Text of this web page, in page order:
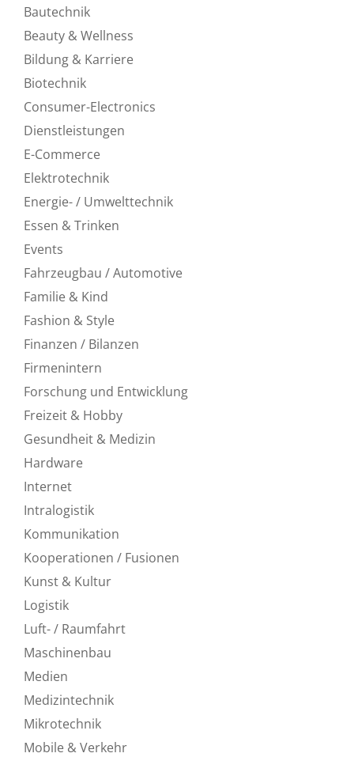
Bautechnik
Beauty & Wellness
Bildung & Karriere
Biotechnik
Consumer-Electronics
Dienstleistungen
E-Commerce
Elektrotechnik
Energie- / Umwelttechnik
Essen & Trinken
Events
Fahrzeugbau / Automotive
Familie & Kind
Fashion & Style
Finanzen / Bilanzen
Firmenintern
Forschung und Entwicklung
Freizeit & Hobby
Gesundheit & Medizin
Hardware
Internet
Intralogistik
Kommunikation
Kooperationen / Fusionen
Kunst & Kultur
Logistik
Luft- / Raumfahrt
Maschinenbau
Medien
Medizintechnik
Mikrotechnik
Mobile & Verkehr